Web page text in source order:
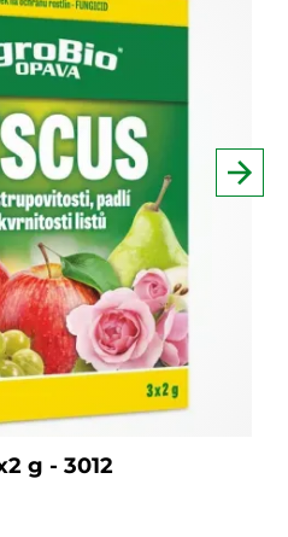
g - 3012